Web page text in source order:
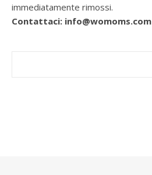
immediatamente rimossi.
Contattaci: info@womoms.com